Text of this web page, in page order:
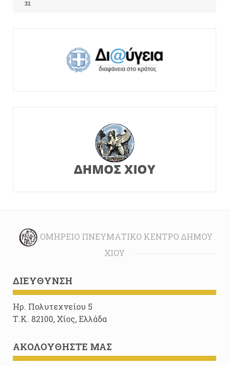
31
ΟΜΉΡΕΙΟ ΠΝΕΥΜΑΤΙΚΌ ΚΈΝΤΡΟ ΔΉΜΟΥ
ΧΊΟΥ
ΔΙΕΎΘΥΝΣΗ
Ηρ. Πολυτεχνείου 5
Τ.Κ. 82100, Χίος, Ελλάδα
ΑΚΟΛΟΥΘΉΣΤΕ ΜΑΣ